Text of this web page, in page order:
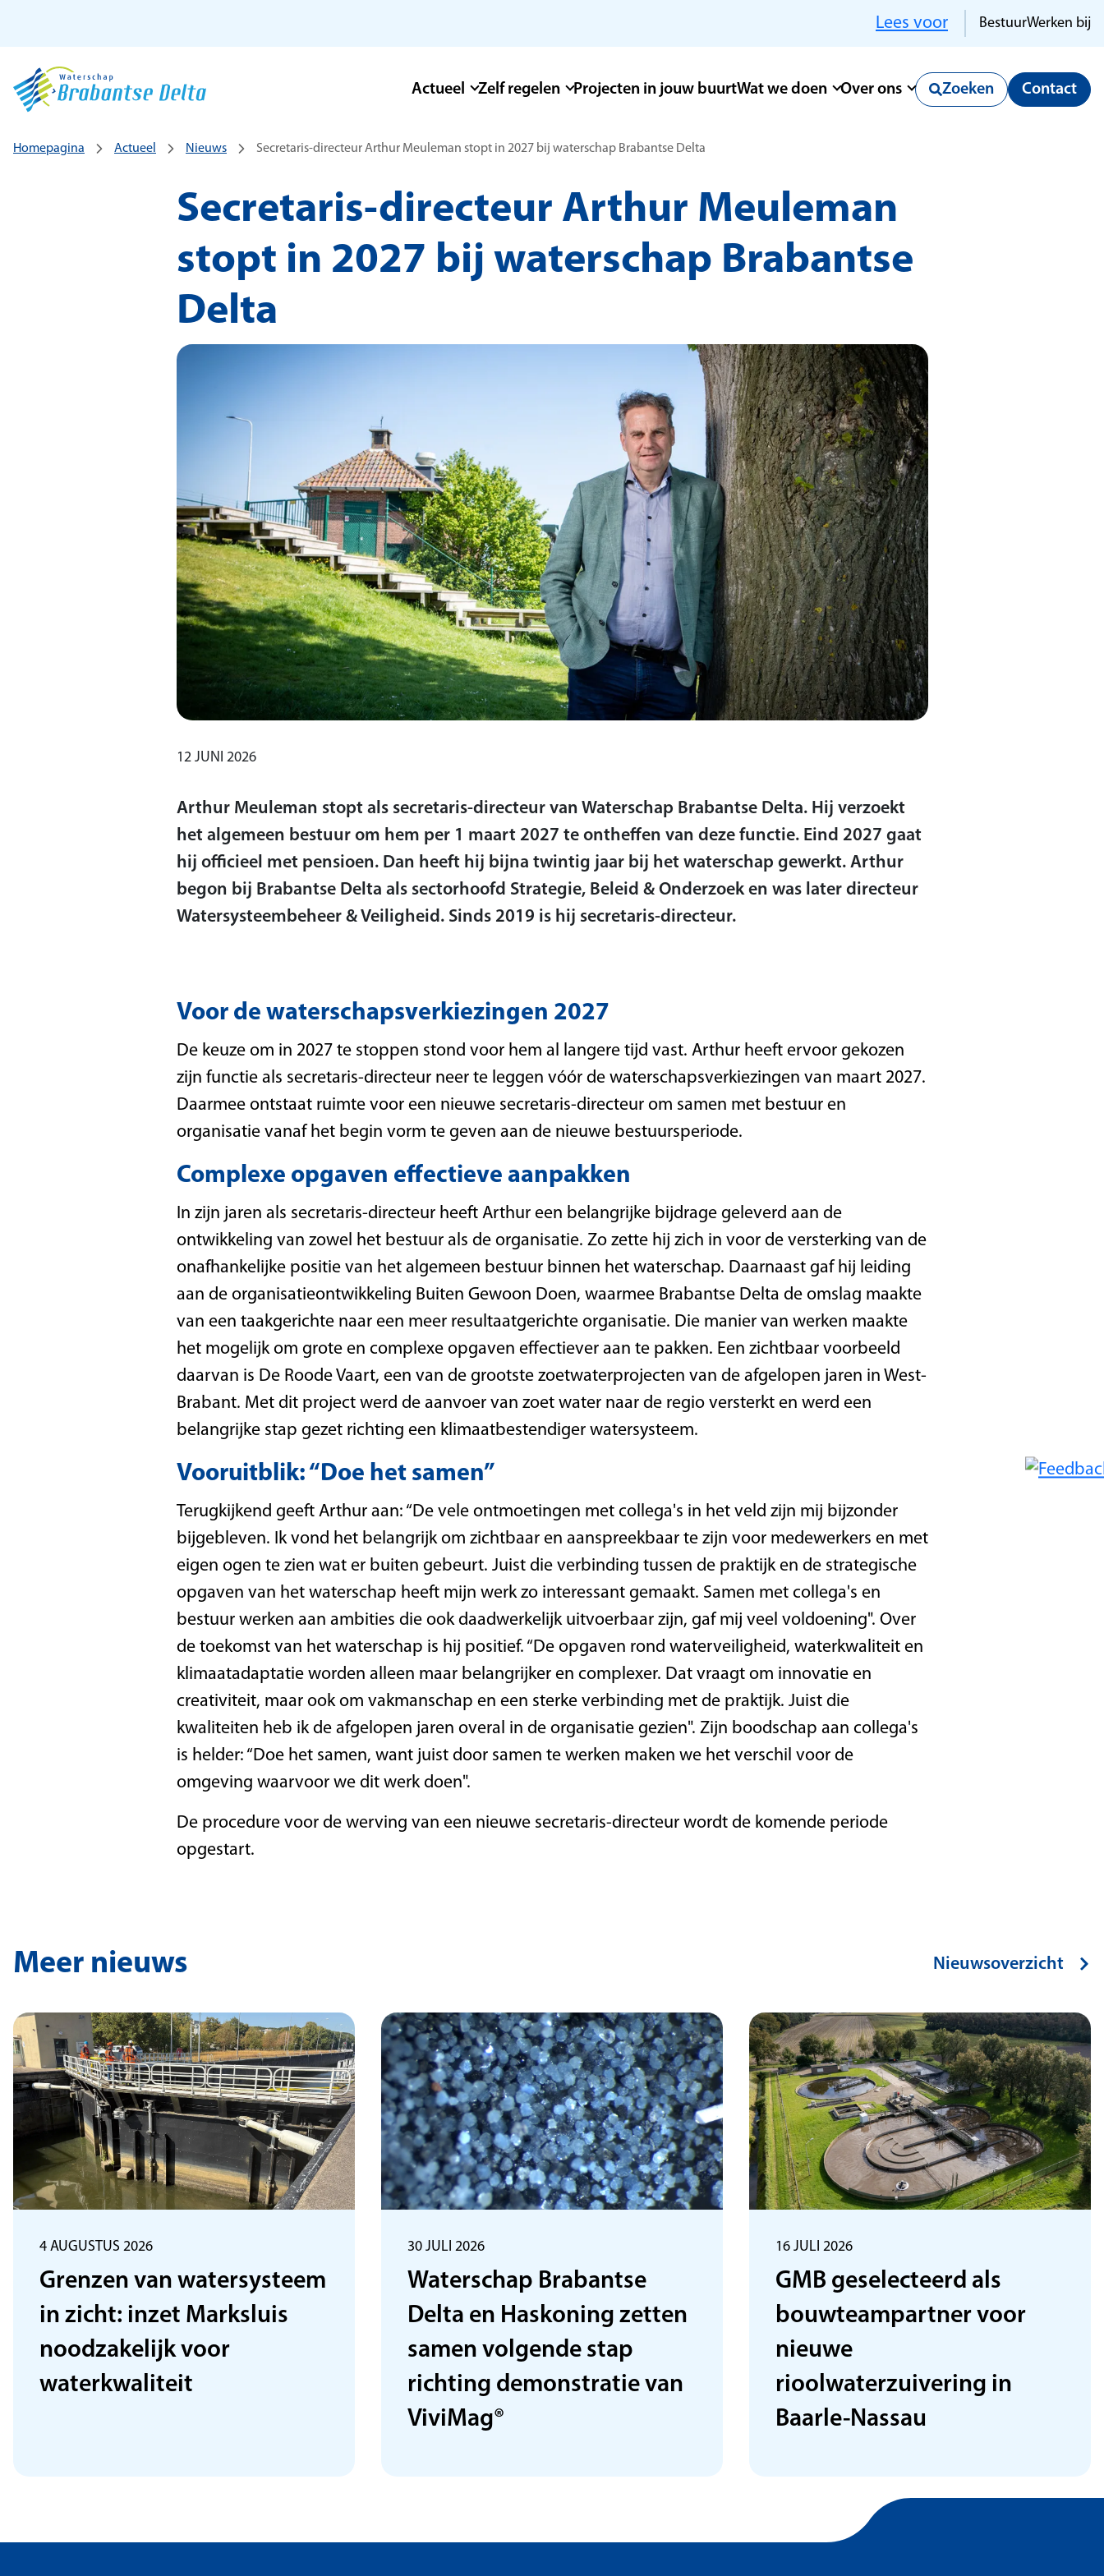
Lees voor BestuurWerken bij
Actueel Zelf regelen Projecten in jouw buurtWat we doen Over ons Zoeken Contact
Homepagina Actueel Nieuws Secretaris-directeur Arthur Meuleman stopt in 2027 bij waterschap Brabantse Delta
Secretaris-directeur Arthur Meuleman
stopt in 2027 bij waterschap Brabantse
Delta
12 JUNI 2026
Arthur Meuleman stopt als secretaris-directeur van Waterschap Brabantse Delta. Hij verzoekt
het algemeen bestuur om hem per 1 maart 2027 te ontheffen van deze functie. Eind 2027 gaat
hij officieel met pensioen. Dan heeft hij bijna twintig jaar bij het waterschap gewerkt. Arthur
begon bij Brabantse Delta als sectorhoofd Strategie, Beleid & Onderzoek en was later directeur
Watersysteembeheer & Veiligheid. Sinds 2019 is hij secretaris-directeur.
Voor de waterschapsverkiezingen 2027
De keuze om in 2027 te stoppen stond voor hem al langere tijd vast. Arthur heeft ervoor gekozen
zijn functie als secretaris-directeur neer te leggen vóór de waterschapsverkiezingen van maart 2027.
Daarmee ontstaat ruimte voor een nieuwe secretaris-directeur om samen met bestuur en
organisatie vanaf het begin vorm te geven aan de nieuwe bestuursperiode.
Complexe opgaven effectieve aanpakken
In zijn jaren als secretaris-directeur heeft Arthur een belangrijke bijdrage geleverd aan de
ontwikkeling van zowel het bestuur als de organisatie. Zo zette hij zich in voor de versterking van de
onafhankelijke positie van het algemeen bestuur binnen het waterschap. Daarnaast gaf hij leiding
aan de organisatieontwikkeling Buiten Gewoon Doen, waarmee Brabantse Delta de omslag maakte
van een taakgerichte naar een meer resultaatgerichte organisatie. Die manier van werken maakte
het mogelijk om grote en complexe opgaven effectiever aan te pakken. Een zichtbaar voorbeeld
daarvan is De Roode Vaart, een van de grootste zoetwaterprojecten van de afgelopen jaren in West-
Brabant. Met dit project werd de aanvoer van zoet water naar de regio versterkt en werd een
belangrijke stap gezet richting een klimaatbestendiger watersysteem.
Vooruitblik: “Doe het samen”
Terugkijkend geeft Arthur aan: “De vele ontmoetingen met collega's in het veld zijn mij bijzonder
bijgebleven. Ik vond het belangrijk om zichtbaar en aanspreekbaar te zijn voor medewerkers en met
eigen ogen te zien wat er buiten gebeurt. Juist die verbinding tussen de praktijk en de strategische
opgaven van het waterschap heeft mijn werk zo interessant gemaakt. Samen met collega's en
bestuur werken aan ambities die ook daadwerkelijk uitvoerbaar zijn, gaf mij veel voldoening". Over
de toekomst van het waterschap is hij positief. “De opgaven rond waterveiligheid, waterkwaliteit en
klimaatadaptatie worden alleen maar belangrijker en complexer. Dat vraagt om innovatie en
creativiteit, maar ook om vakmanschap en een sterke verbinding met de praktijk. Juist die
kwaliteiten heb ik de afgelopen jaren overal in de organisatie gezien". Zijn boodschap aan collega's
is helder: “Doe het samen, want juist door samen te werken maken we het verschil voor de
omgeving waarvoor we dit werk doen".
De procedure voor de werving van een nieuwe secretaris-directeur wordt de komende periode
opgestart.
Meer nieuws Nieuwsoverzicht
Grenzen van watersysteem
in zicht: inzet Marksluis
noodzakelijk voor
waterkwaliteit
4 AUGUSTUS 2026
Waterschap Brabantse
Delta en Haskoning zetten
samen volgende stap
richting demonstratie van
ViviMag®
30 JULI 2026
GMB geselecteerd als
bouwteampartner voor
nieuwe
rioolwaterzuivering in
Baarle-Nassau
16 JULI 2026